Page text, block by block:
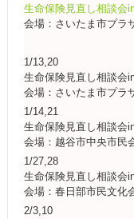
生命保険見直し相談会
会場：さいたま市プラ
1/13,20
生命保険見直し相談会
会場：さいたま市プラ
1/14,21
生命保険見直し相談会
会場：越谷市中央市民
1/27,28
生命保険見直し相談会
会場：春日部市民文化
2/3,10